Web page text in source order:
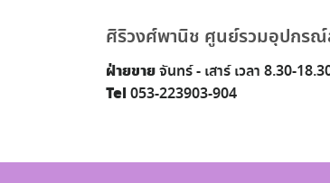
ศิริวงศ์พานิช ศูนย์รวมอุปกรณ์
ฝ่ายขายจันทร์ - เสาร์ เวลา 8.30-
Tel053-223903-904